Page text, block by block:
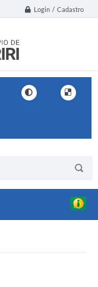
Login / Cadastro